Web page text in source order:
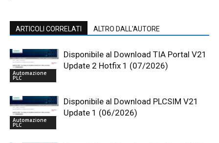
ARTICOLI CORRELATI ALTRO DALL'AUTORE
Automazione
PLC
Disponibile al Download TIA Portal V21
Update 2 Hotfix 1 (07/2026)
Automazione
PLC
Disponibile al Download PLCSIM V21
Update 1 (06/2026)